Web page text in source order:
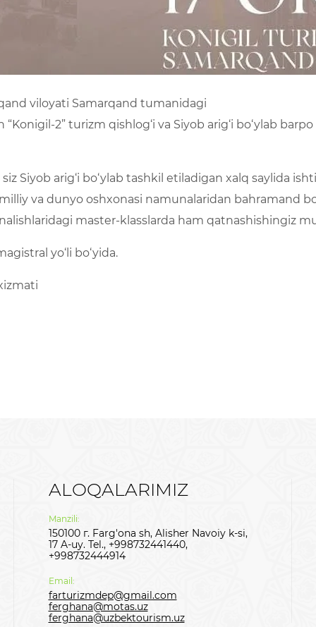
viloyati Samarqand tumanidagi
2” turizm qishlog‘i va Siyob arig‘i bo‘ylab
Siyob arig‘i bo‘ylab tashkil etiladigan xalq saylida
va dunyo oshxonasi namunalaridan bahramand
master-klasslarda ham qatnashishingiz
yo‘li bo‘yida.
ALOQALARIMIZ
Manzili:
150100 г. Farg'ona sh, Alisher Navoiy k-si,
17 A-uy. Tel., +998732441440,
+998732444914
Email:
farturizmdep@gmail.com
ferghana@motas.uz
ferghana@uzbektourism.uz